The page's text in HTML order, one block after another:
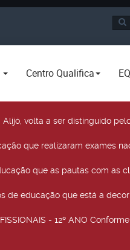
Centro Qualifica
Alijó, volta a ser distinguido
que realizaram exames
que as pautas com as
de educação que está a
- 12º ANO